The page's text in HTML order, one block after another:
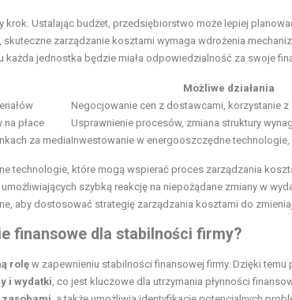
krok. Ustalając budżet, przedsiębiorstwo może lepiej
skuteczne zarządzanie kosztami wymaga wdrożenia
każda jednostka będzie miała odpowiedzialność za swoje
Możliwe działania
Negocjowanie cen z dostawcami, korzystanie
płace
Usprawnienie procesów, zmiana struktury
za mediaInwestowanie w energooszczędne technologie,
technologie, które mogą wspierać proces zarządzania
szybką reakcję na niepożądane zmiany w
aby dostosować strategię zarządzania kosztami do
finansowe dla stabilności firmy?
rolęw zapewnieniu stabilności finansowej firmy. Dzięki
i wydatki , co jest kluczowe dla utrzymania płynności